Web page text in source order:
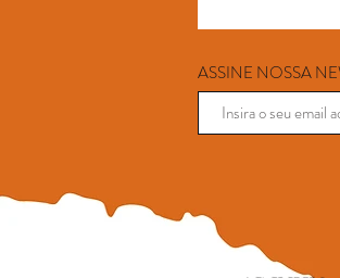
ASSINE NOSSA